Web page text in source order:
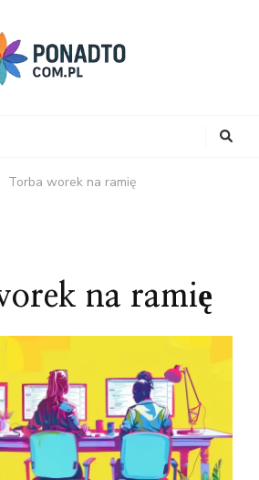
Torba worek na ramię
na ramię